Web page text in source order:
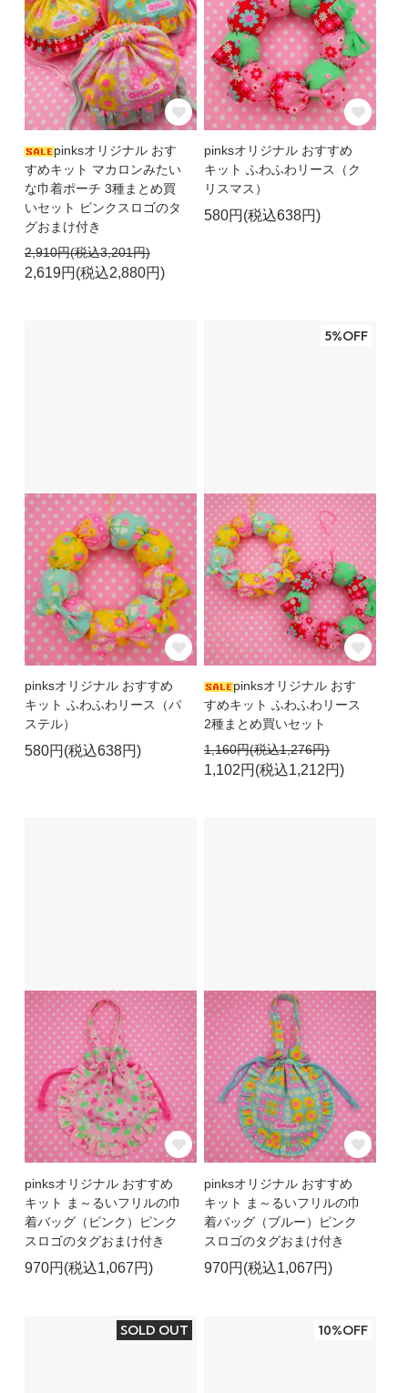
pinksオリジナル おす
すめキット マカロンみたい
な巾着ポーチ 3種まとめ買
いセット ピンクスロゴのタ
グおまけ付き
2,910円(税込3,201円)
2,619円(税込2,880円)
pinksオリジナル おすすめ
キット ふわふわリース（ク
リスマス）
580円(税込638円)
pinksオリジナル おすすめ
キット ふわふわリース（パ
ステル）
580円(税込638円)
5%OFF
pinksオリジナル おす
すめキット ふわふわリース
2種まとめ買いセット
1,160円(税込1,276円)
1,102円(税込1,212円)
pinksオリジナル おすすめ
キット ま～るいフリルの巾
着バッグ（ピンク）ピンク
スロゴのタグおまけ付き
970円(税込1,067円)
pinksオリジナル おすすめ
キット ま～るいフリルの巾
着バッグ（ブルー）ピンク
スロゴのタグおまけ付き
970円(税込1,067円)
SOLD OUT 10%OFF